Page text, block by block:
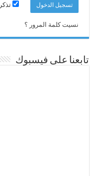
نسيت كلمة المرور ؟
تابعنا على فيسبوك